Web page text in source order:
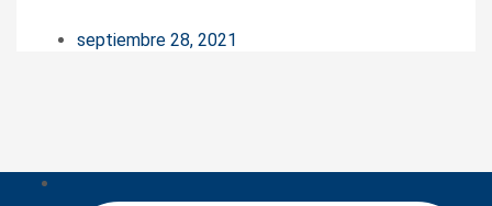
septiembre 28, 2021